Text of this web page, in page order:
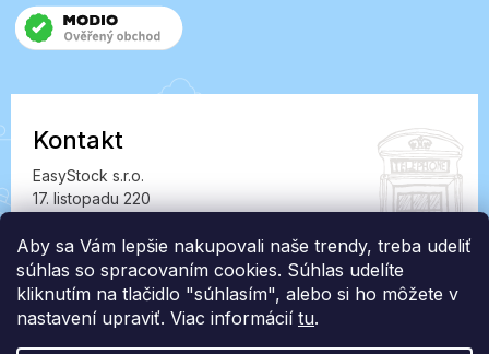
Aby sa Vám lepšie nakupovali naše trendy, treba udeliť
súhlas so spracovaním cookies. Súhlas udelíte
kliknutím na tlačidlo "súhlasím", alebo si ho môžete v
nastavení upraviť. Viac informácií tu.
Kontakt
EasyStock s.r.o.
17. listopadu 220
IČ: 07727402, DIČ: CZ07727402
info@londonclub.sk